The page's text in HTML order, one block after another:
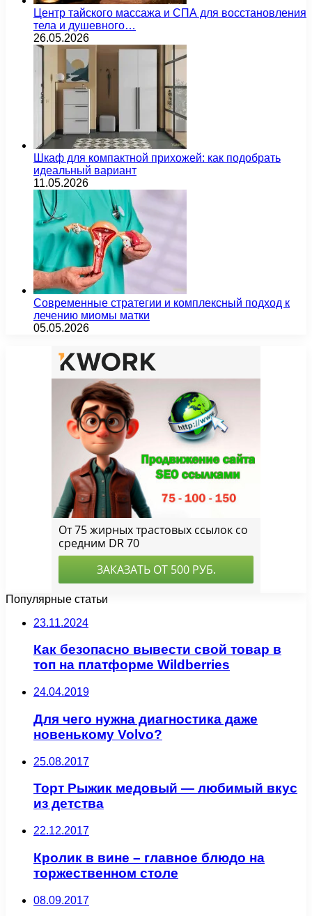
Центр тайского массажа и СПА для восстановления
тела и душевного…
26.05.2026
Шкаф для компактной прихожей: как подобрать
идеальный вариант
11.05.2026
Современные стратегии и комплексный подход к
лечению миомы матки
05.05.2026
Популярные статьи
23.11.2024
Как безопасно вывести свой товар в
топ на платформе Wildberries
24.04.2019
Для чего нужна диагностика даже
новенькому Volvo?
25.08.2017
Торт Рыжик медовый — любимый вкус
из детства
22.12.2017
Кролик в вине – главное блюдо на
торжественном столе
08.09.2017